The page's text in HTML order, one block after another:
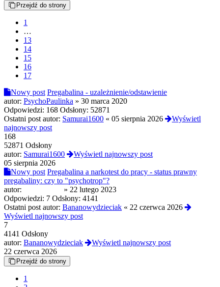
Przejdź do strony
1
…
13
14
15
16
17
Nowy post Pregabalina - uzależnienie/odstawienie
autor: PsychoPaulinka » 30 marca 2020
Odpowiedzi: 168 Odsłony: 52871
Ostatni post autor: Samurai1600 « 05 sierpnia 2026
Wyświetl
najnowszy post
168
52871 Odsłony
autor: Samurai1600
Wyświetl najnowszy post
05 sierpnia 2026
Nowy post Pregabalina a narkotest do pracy - status prawny
pregabaliny: czy to "psychotrop"?
autor:
» 22 lutego 2023
Odpowiedzi: 7 Odsłony: 4141
Ostatni post autor: Bananowydzieciak « 22 czerwca 2026
Wyświetl najnowszy post
7
4141 Odsłony
autor: Bananowydzieciak
Wyświetl najnowszy post
22 czerwca 2026
Przejdź do strony
1